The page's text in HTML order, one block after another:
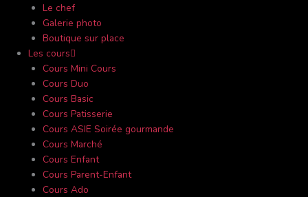
Le chef
Galerie photo
Boutique sur place
Les cours
Cours Mini Cours
Cours Duo
Cours Basic
Cours Patisserie
Cours ASIE Soirée gourmande
Cours Marché
Cours Enfant
Cours Parent-Enfant
Cours Ado